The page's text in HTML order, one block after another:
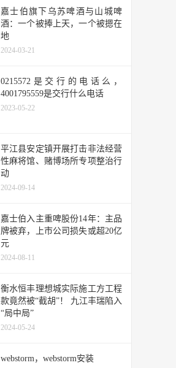
嘉士伯旗下乌苏啤酒与山城啤
酒：一个被捧上天，一个被摁在
地
2024-03-21
0215572是交行的电话么，
4001795559是交行什么电话
2023-05-22
平江县安定镇开展打击非法经营
性麻将馆、赌博场所专项整治行
动
2024-09-14
嘉士伯入主重啤股份14年：主品
牌被弃，上市公司损失或超20亿
元
2024-08-11
衡水恒丰理想城实际施工方工程
款竟然被“截胡”！ 九江丰瑞陷入
“局中局”
2024-05-24
webstorm，webstorm安装